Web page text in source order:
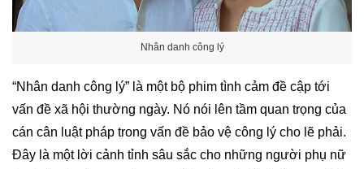
Nhân danh công lý
“Nhân danh công lý” là một bộ phim tình cảm đề cập tới
vấn đề xã hội thường ngày. Nó nói lên tầm quan trọng của
cán cân luật pháp trong vấn đề bảo vệ công lý cho lẽ phải.
Đây là một lời cảnh tỉnh sâu sắc cho những người phụ nữ